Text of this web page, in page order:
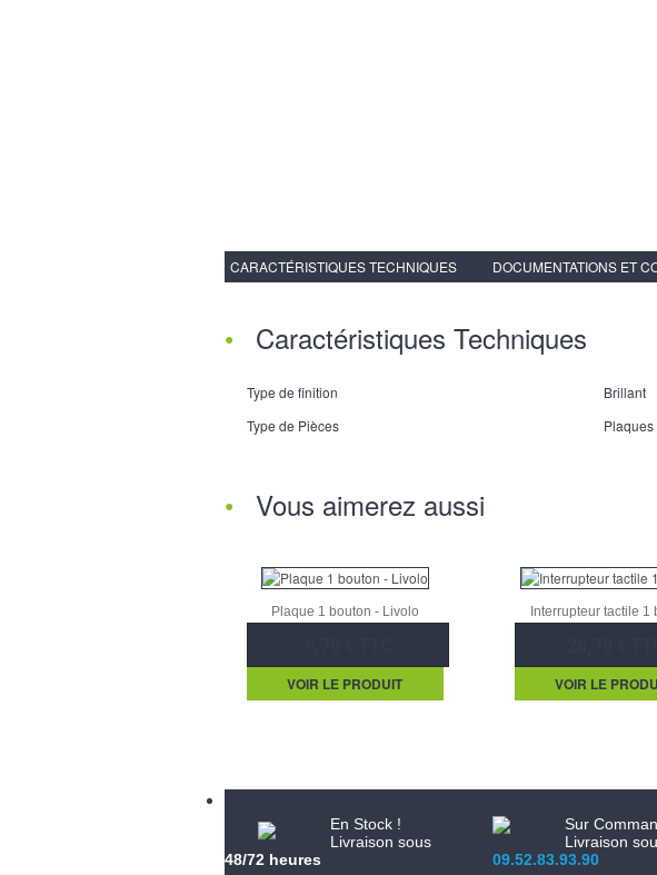
CARACTÉRISTIQUES TECHNIQUES DOCUMENTATIONS ET
Caractéristiques Techniques
Type de finition
Brillant
Type de Pièces
Plaques
Vous aimerez aussi
Plaque 1 bouton - Livolo
VOIR LE PRODUIT
Interrupteur tactile 1
VOIR LE
En Stock !
Livraison sous
48/72 heures
Sur
Livraison
09.52.83.93.90